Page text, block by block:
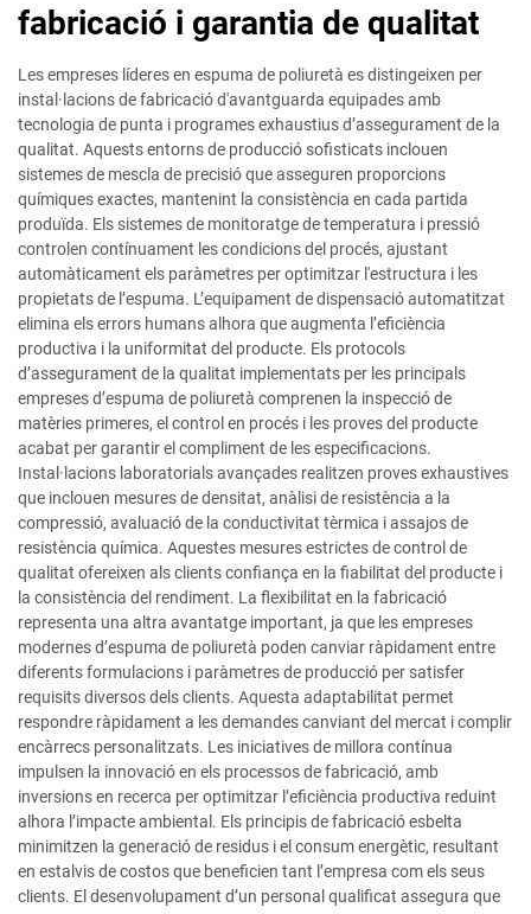
fabricació i garantia de qualitat
Les empreses líderes en espuma de poliuretà es distingeixen per
instal·lacions de fabricació d'avantguarda equipades amb
tecnologia de punta i programes exhaustius d’assegurament de la
qualitat. Aquests entorns de producció sofisticats inclouen
sistemes de mescla de precisió que asseguren proporcions
químiques exactes, mantenint la consistència en cada partida
produïda. Els sistemes de monitoratge de temperatura i pressió
controlen contínuament les condicions del procés, ajustant
automàticament els paràmetres per optimitzar l'estructura i les
propietats de l’espuma. L’equipament de dispensació automatitzat
elimina els errors humans alhora que augmenta l’eficiència
productiva i la uniformitat del producte. Els protocols
d’assegurament de la qualitat implementats per les principals
empreses d’espuma de poliuretà comprenen la inspecció de
matèries primeres, el control en procés i les proves del producte
acabat per garantir el compliment de les especificacions.
Instal·lacions laboratorials avançades realitzen proves exhaustives
que inclouen mesures de densitat, anàlisi de resistència a la
compressió, avaluació de la conductivitat tèrmica i assajos de
resistència química. Aquestes mesures estrictes de control de
qualitat ofereixen als clients confiança en la fiabilitat del producte i
la consistència del rendiment. La flexibilitat en la fabricació
representa una altra avantatge important, ja que les empreses
modernes d’espuma de poliuretà poden canviar ràpidament entre
diferents formulacions i paràmetres de producció per satisfer
requisits diversos dels clients. Aquesta adaptabilitat permet
respondre ràpidament a les demandes canviant del mercat i complir
encàrrecs personalitzats. Les iniciatives de millora contínua
impulsen la innovació en els processos de fabricació, amb
inversions en recerca per optimitzar l’eficiència productiva reduint
alhora l’impacte ambiental. Els principis de fabricació esbelta
minimitzen la generació de residus i el consum energètic, resultant
en estalvis de costos que beneficien tant l’empresa com els seus
clients. El desenvolupament d’un personal qualificat assegura que